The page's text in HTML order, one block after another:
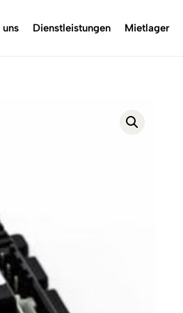
Dienstleistungen Mietlager